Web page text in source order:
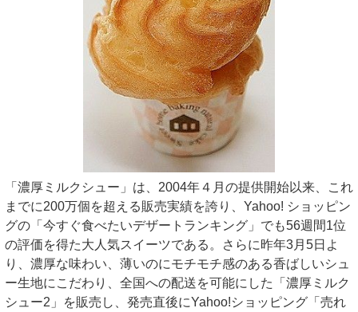
「濃厚ミルクシュー」は、2004年４月の提供開始以来、これ
までに200万個を超える販売実績を誇り、Yahoo! ショッピン
グの「今すぐ食べたいデザートランキング」でも56週間1位
の評価を得た大人気スイーツである。さらに昨年3月5日よ
り、濃厚な味わい、薄いのにモチモチ感のある香ばしいシュ
ー生地にこだわり、全国への配送を可能にした「濃厚ミルク
シュー2」を販売し、発売直後にYahoo!ショッピング「売れ